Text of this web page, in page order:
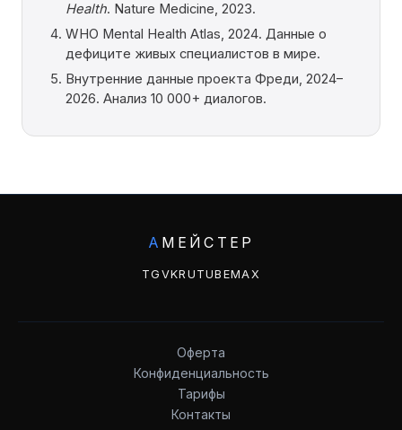
Health. Nature Medicine, 2023.
WHO Mental Health Atlas, 2024. Данные о
дефиците живых специалистов в мире.
Внутренние данные проекта Фреди, 2024–
2026. Анализ 10 000+ диалогов.
А МЕЙСТЕР
TG VKRUTUBEMAX
Оферта
Конфиденциальность
Тарифы
Контакты